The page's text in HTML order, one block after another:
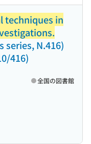
techniques in
series, N.416)
416)
全国の図書館